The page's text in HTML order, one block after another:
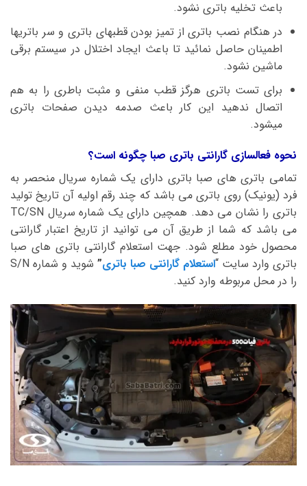
باعث تخلیه باتری نشود.
در هنگام نصب باتری از تمیز بودن قطبهای باتری و سر باتریها
اطمینان حاصل نمائید تا باعث ایجاد اختلال در سیستم برقی
ماشین نشود.
برای تست باتری هرگز قطب منفی و مثبت باطری را به هم
اتصال ندهید این کار باعث صدمه دیدن صفحات باتری
میشود.
نحوه فعالسازی گارانتی باتری صبا چگونه است؟
تمامی باتری های صبا باتری دارای یک شماره سریال منحصر به
فرد (یونیک) روی باتری می باشد که چند رقم اولیه آن تاریخ تولید
باتری را نشان می دهد. همچین دارای یک شماره سریال TC/SN
می باشد که شما از طریق آن می توانید از تاریخ اعتبار گارانتی
محصول خود مطلع شود. جهت استعلام گارانتی باتری های صبا
باتری وارد سایت “استعلام گارانتی صبا باتری”
شوید و شماره S/N
را در محل مربوطه وارد کنید.